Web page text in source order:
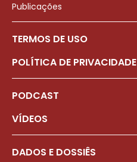
Publicações
TERMOS DE USO
POLÍTICA DE PRIVACIDADE
PODCAST
VÍDEOS
DADOS E DOSSIÊS